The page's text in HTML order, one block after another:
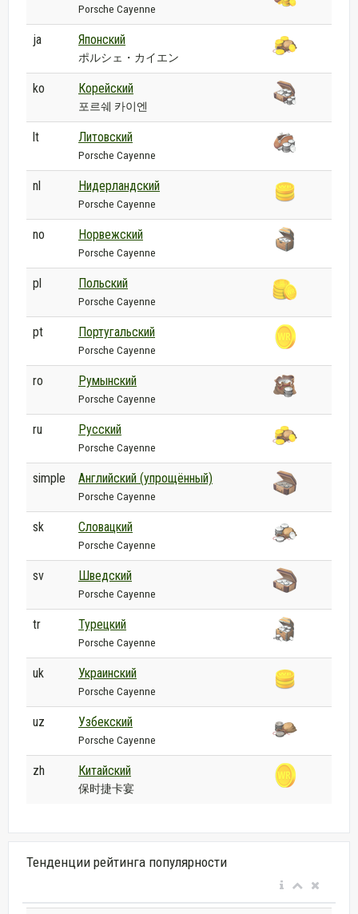
Porsche Cayenne
ja Японский
ポルシェ・カイエン
ko Корейский
포르쉐 카이엔
lt Литовский
Porsche Cayenne
nl Нидерландский
Porsche Cayenne
no Норвежский
Porsche Cayenne
pl Польский
Porsche Cayenne
pt Португальский
Porsche Cayenne
ro Румынский
Porsche Cayenne
ru Русский
Porsche Cayenne
simple Английский (упрощённый)
Porsche Cayenne
sk Словацкий
Porsche Cayenne
sv Шведский
Porsche Cayenne
tr Турецкий
Porsche Cayenne
uk Украинский
Porsche Cayenne
uz Узбекский
Porsche Cayenne
zh Китайский
保时捷卡宴
Тенденции рейтинга популярности